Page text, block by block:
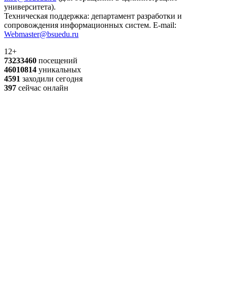
университета).
Техническая поддержка: департамент разработки и
сопровождения информационных систем. E-mail:
Webmaster@bsuedu.ru
12+
73233460 посещений
46010814 уникальных
4591 заходили сегодня
397 сейчас онлайн